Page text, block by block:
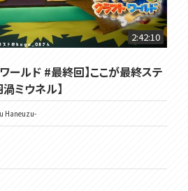
2:42:10
ールド #最終回】ここが最終ステ
ミウネル】
Haneuzu-